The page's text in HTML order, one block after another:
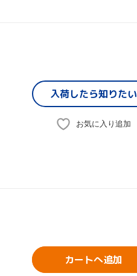
入荷したら知りたい
お気に入り追加
カートへ追加